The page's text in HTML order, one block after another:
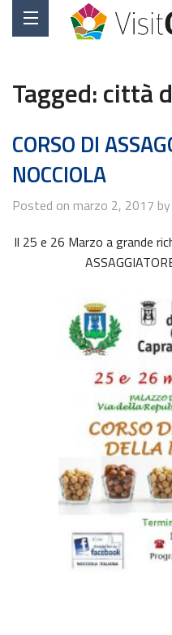
Tagged:città
CORSO DI
NOCCIOLA
Posted on marzo 2, 2017 by
Il 25 e 26 Marzo a grande